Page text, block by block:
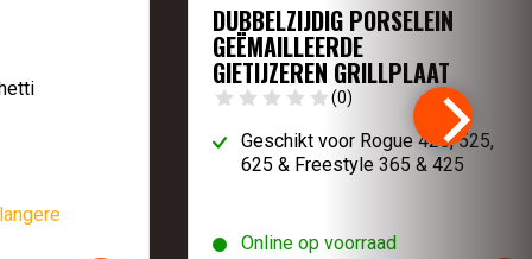
DUBBELZIJDIG PORSELEIN
GEËMAILLEERDE
GIETIJZEREN GRILLPLAAT
(0)
Geschikt voor Rogue 425, 525,
625 & Freestyle 365 & 425
Online op voorraad